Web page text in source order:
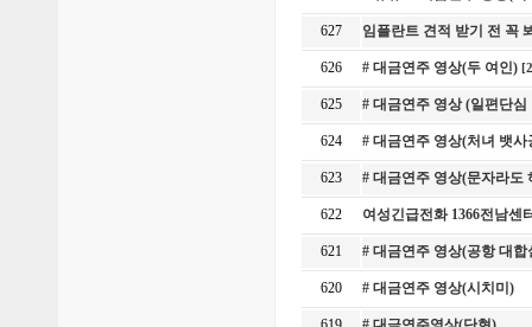
627 임플란트 견적 받기 전 꼭
626 # 대금연주 영상(두 여인)
625 # 대금연주 영상 (일편단
624 # 대금연주 영상(처녀 뱃
623 # 대금연주 영상(문자라
622 여성긴급전화 1366전남
621 # 대금연주 영상(공항 대
620 # 대금연주 영상(시치미)